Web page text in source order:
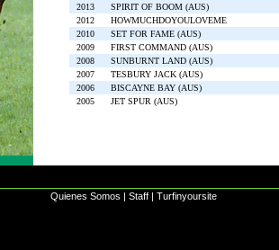
2013
SPIRIT OF BOOM (AUS)
2012
HOWMUCHDOYOULOVEME
2010
SET FOR FAME (AUS)
2009
FIRST COMMAND (AUS)
2008
SUNBURNT LAND (AUS)
2007
TESBURY JACK (AUS)
2006
BISCAYNE BAY (AUS)
2005
JET SPUR (AUS)
Quienes Somos | Staff | Turfinyoursite